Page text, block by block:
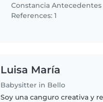
Constancia Antecedentes
References: 1
Luisa María
Babysitter in Bello
Soy una canguro creativa y